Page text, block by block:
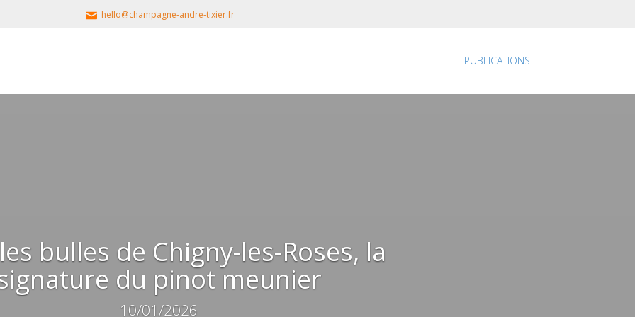
hello@champagne-andre-tixier.fr
PUBLICATIONS
bulles de Chigny-les-Roses, la
du pinot meunier
10/01/2026